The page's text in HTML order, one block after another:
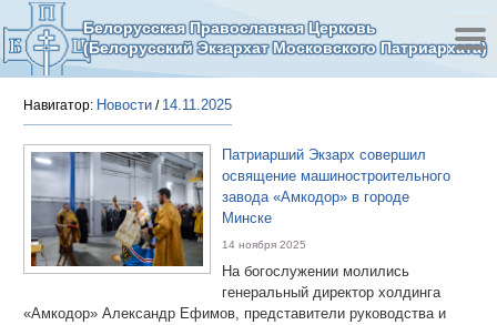
Белорусская Православная Церковь
(Белорусский Экзархат Московского Патриархата)
Навигатор: Новости / 14.11.2025
Патриарший Экзарх совершил
освящение машиностроительного
завода «Амкодор» в городе
Минске
14 ноября 2025
На богослужении молились
генеральный директор холдинга
«Амкодор» Александр Ефимов, представители руководства и